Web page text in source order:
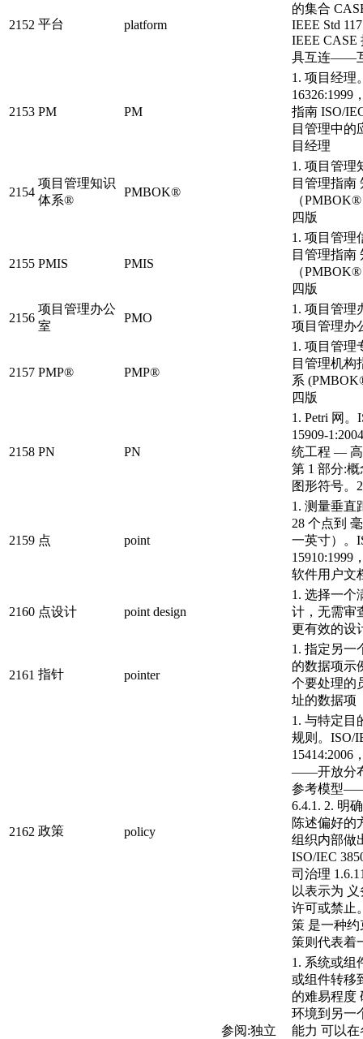
2152 平台 platform
的集合
IEEE Std
IEEE CASE
具互连——
2153 PM PM
1. 项目经理
指南 ISO/
目管理中的
目经理
2154
项目管理知识
体系®
PMBOK®
1. 项目管理
目管理指南
（
四版
2155 PMIS PMIS
1. 项目管理
目管理指南
（
四版
2156
项目管理办公
室
PMO
1. 项目管理
项目管理办
2157 PMP® PMP®
1. 项目管理
目管理机构
系
四版
2158 PN PN
1. Petri 网。
15909-
统工程 —
第 1 部分:
图形符号。
2159 点 point
1. 测量垂直
28 个点到
一英寸）。
软件用户文
2160 点设计 point design
1. 选择一个
计，无需审
更有效的设
2161 指针 pointer
1. 指定另一
的数据项示
个要处理的
址的数据项
2162 政策 policy
1. 与特定目
规则。ISO/
15414:2006
——开放分
参考模型
6.4.1. 2. 明
陈述偏好的
组织内部做
ISO/IEC
司治理
以表示为
许可或禁止
策 是一种
策则代表着
参阅:独立
1. 系统或组
或组件转移
的难易程度
环境到另一
能力 可以